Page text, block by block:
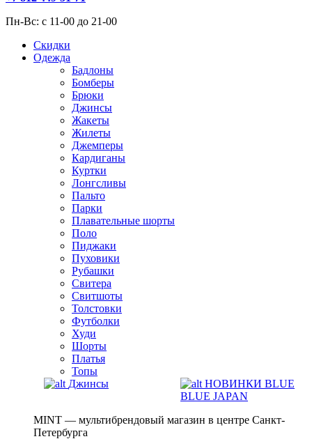
Пн-Вс: с 11-00 до 21-00
Скидки
Одежда
Бадлоны
Бомберы
Брюки
Джинсы
Жакеты
Жилеты
Джемперы
Кардиганы
Куртки
Лонгсливы
Пальто
Парки
Плавательные шорты
Поло
Пиджаки
Пуховики
Рубашки
Свитера
Свитшоты
Толстовки
Футболки
Худи
Шорты
Платья
Топы
Джинсы
НОВИНКИ BLUE
BLUE JAPAN
MINT — мультибрендовый магазин в центре Санкт-
Петербурга